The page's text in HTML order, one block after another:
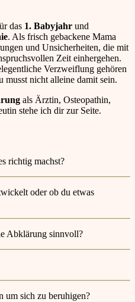
das 1. Babyjahr und
. Als frisch gebackene Mama
und Unsicherheiten, die mit
Zeit einhergehen.
Verzweiflung gehören
musst nicht alleine damit sein.
als Ärztin, Osteopathin,
stehe ich dir zur Seite.
richtig machst?
oder ob du etwas
Abklärung sinnvoll?
um sich zu beruhigen?